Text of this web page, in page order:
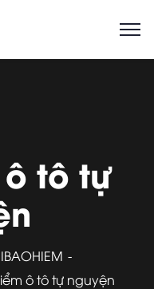
tô tự
ô tô tự nguyện